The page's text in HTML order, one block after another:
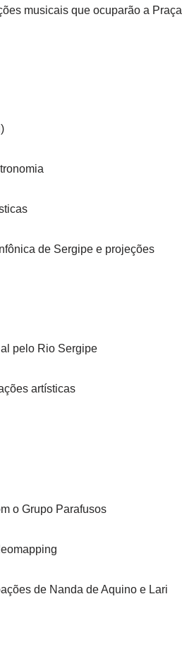
musicais que ocuparão a Praça
de Sergipe e projeções
pelo Rio Sergipe
artísticas
o Grupo Parafusos
de Nanda de Aquino e Lari